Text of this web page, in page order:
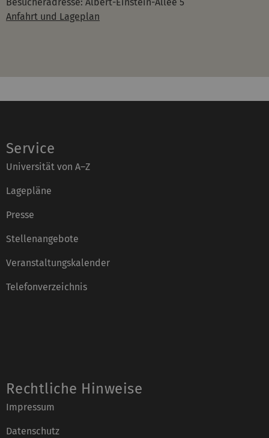
Besucheradresse: Albert-Einstein-Allee 5
Anfahrt und Lageplan
Service
Universität von A–Z
Lagepläne
Presse
Stellenangebote
Veranstaltungskalender
Telefonverzeichnis
Rechtliche Hinweise
Impressum
Datenschutz